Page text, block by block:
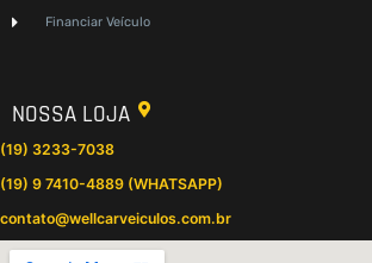
Financiar Veículo
NOSSA LOJA
(19) 3233-7038
(19) 9 7410-4889 (WHATSAPP)
contato@wellcarveiculos.com.br